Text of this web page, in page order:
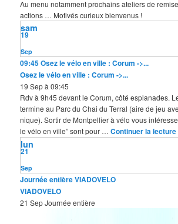
Au menu notamment prochains ateliers de
actions … Motivés curieux bienvenus !
Sep
19
sam
09:45Osez le vélo en ville : Corum ->...
Osez le vélo en ville : Corum ->...
19 Sep à 09:45
Rdv à 9h45 devant le Corum, côté esplanades.
termine au Parc du Chai du Terral (aire de jeu
nique). Sortir de Montpellier à vélo vous
le vélo en ville” sont pour …Continuer la lecture
Sep
21
lun
Journée entièreVIADOVELO
VIADOVELO
21 SepJournée entière